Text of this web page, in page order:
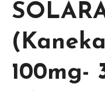
100mg-